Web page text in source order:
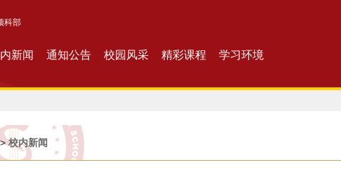
科部
新闻 通知公告 校园风采 精彩课程 学习环境
校内新闻